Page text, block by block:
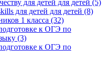
для детей для детей (5)
для детей для детей (8)
1 класса (32)
к ОГЭ по
(3)
к ОГЭ по